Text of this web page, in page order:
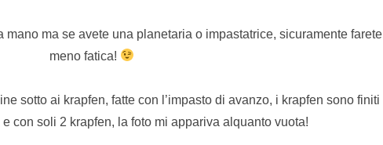
mano ma se avete una planetaria o impastatrice, sicuramente farete
meno fatica!
sotto ai krapfen, fatte con l’impasto di avanzo, i krapfen sono finiti
con soli 2 krapfen, la foto mi appariva alquanto vuota!